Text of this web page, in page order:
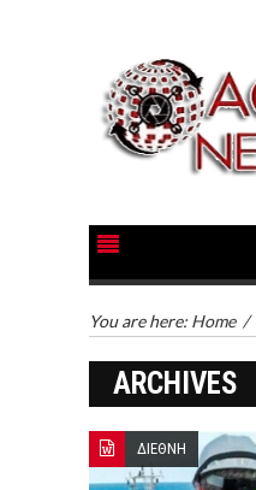
You are here: Home /
ARCHIVES
ΔΙΕΘΝΗ